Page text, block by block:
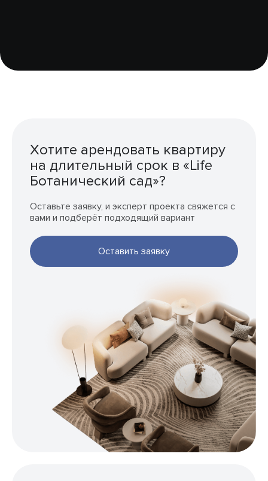
Хотите арендовать квартиру
на длительный срок в «Life
Ботанический сад»?
Оставьте заявку, и эксперт проекта свяжется с
вами и подберёт подходящий вариант
Оставить заявку